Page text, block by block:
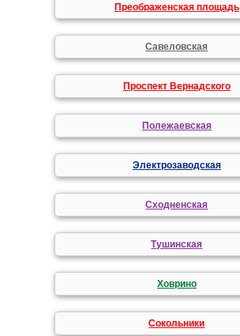
Преображенская площадь
Савеловская
Проспект Вернадского
Полежаевская
Электрозаводская
Сходненская
Тушинская
Ховрино
Сокольники